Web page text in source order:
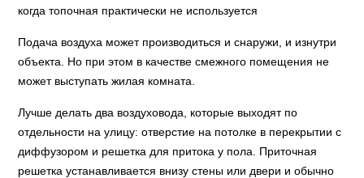
когда топочная практически не используется
Подача воздуха может производиться и снаружи, и изнутри
объекта. Но при этом в качестве смежного помещения не
может выступать жилая комната.
Лучше делать два воздуховода, которые выходят по
отдельности на улицу: отверстие на потолке в перекрытии с
диффузором и решетка для притока у пола. Приточная
решетка устанавливается внизу стены или двери и обычно